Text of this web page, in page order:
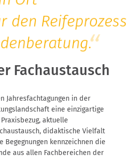
Fachaustausch
Jahresfachtagungen in der
eine einzigartige
aktuelle
didaktische Vielfalt
Begegnungen kennzeichnen die
aus allen Fachbereichen der